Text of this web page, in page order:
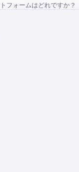
フォームはどれですか？